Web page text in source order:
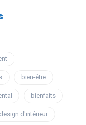
bien-être
bienfaits
design d'intérieur